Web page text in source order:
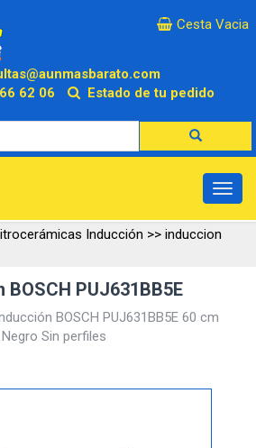
×
Cesta Vacia
62 06 Estado de tu pedido
Inducción >> induccion
BOSCH PUJ631BB5E
BOSCH PUJ631BB5E 60 cm
Negro Sin perfiles